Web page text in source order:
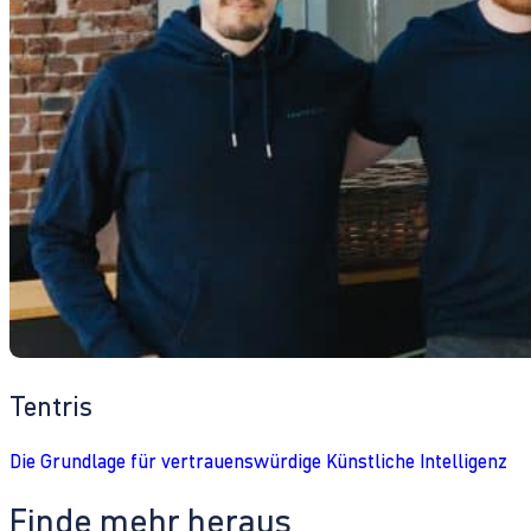
Tentris
Die Grundlage für vertrauenswürdige Künstliche Intelligenz